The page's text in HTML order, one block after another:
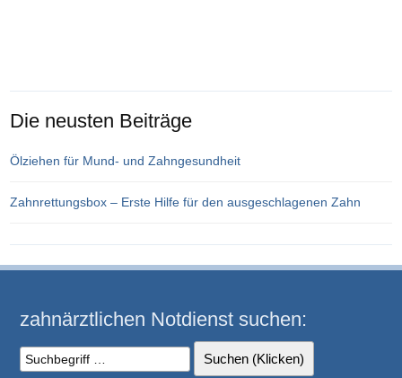
Die neusten Beiträge
Ölziehen für Mund- und Zahngesundheit
Zahnrettungsbox – Erste Hilfe für den ausgeschlagenen Zahn
zahnärztlichen Notdienst suchen: